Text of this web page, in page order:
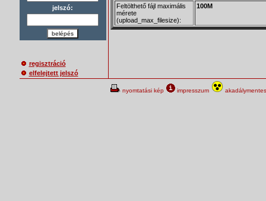
jelszó:
belépés
regisztráció
elfelejtett jelszó
Feltölthető fájl maximális
mérete
(upload_max_filesize):
100M
nyomtatási kép impresszum